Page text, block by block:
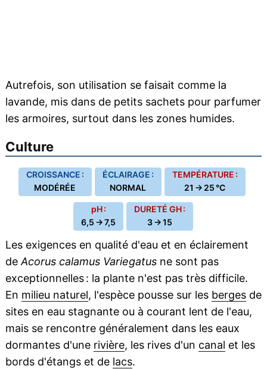
Autrefois, son utilisation se faisait comme la
lavande, mis dans de petits sachets pour parfumer
les armoires, surtout dans les zones humides.
Culture
CROISSANCE :
MODÉRÉE
ÉCLAIRAGE :
NORMAL
TEMPÉRATURE :
21 → 25 °C
pH :
6,5 → 7,5
DURETÉ GH :
3 → 15
Les exigences en qualité d'eau et en éclairement
de Acorus calamus Variegatusne sont pas
exceptionnelles : la plante n'est pas très difficile.
En milieu naturel, l'espèce pousse sur les bergesde
sites en eau stagnante ou à courant lent de l'eau,
mais se rencontre généralement dans les eaux
dormantes d'une rivière, les rives d'un canal et les
bords d'étangs et de lacs.